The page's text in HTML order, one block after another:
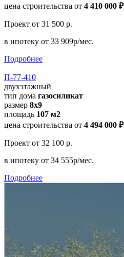
цена строительства от 4 410 000 ₽
Проект от 31 500 р.
в ипотеку от 33 909р/мес.
Подробнее
П-77-410
двухэтажный
тип дома газосиликат
размер 8х9
площадь 107 м2
цена строительства от 4 494 000 ₽
Проект от 32 100 р.
в ипотеку от 34 555р/мес.
Подробнее